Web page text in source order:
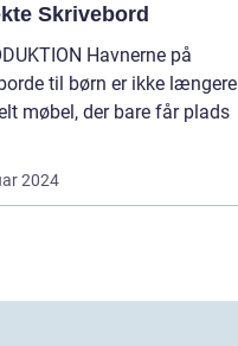
Skrivebord
Havnerne på
til børn er ikke længere
møbel, der bare får plads
2024